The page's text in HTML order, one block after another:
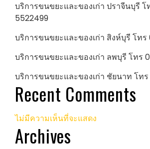
บริการขนขยะและของเก่า ปราจีนบุรี
5522499
บริการขนขยะและของเก่า สิงห์บุรี โท
บริการขนขยะและของเก่า ลพบุรี โทร
บริการขนขยะและของเก่า ชัยนาท โท
Recent Comments
ไม่มีความเห็นที่จะแสดง
Archives